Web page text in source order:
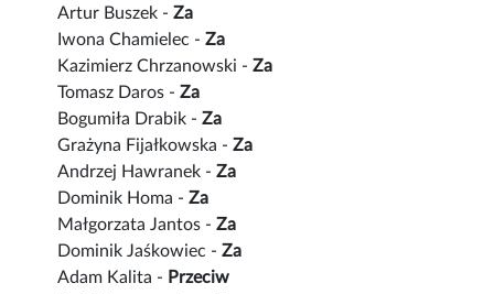
Artur Buszek -Za
Iwona Chamielec -Za
Kazimierz Chrzanowski -Za
Tomasz Daros -Za
Bogumiła Drabik -Za
Grażyna Fijałkowska -Za
Andrzej Hawranek -Za
Dominik Homa -Za
Małgorzata Jantos -Za
Dominik Jaśkowiec -Za
Adam Kalita - Przeciw